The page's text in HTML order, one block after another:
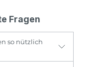
Fragen
so nützlich